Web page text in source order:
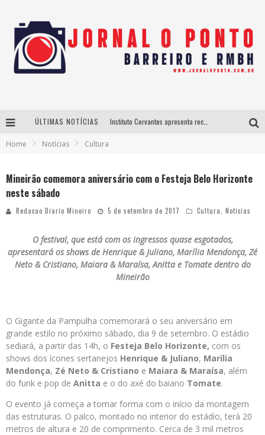
ÚLTIMAS NOTÍCIAS
Home Notícias Cultura
Mineirão comemora aniversário com o Festeja Belo Horizonte
neste sábado
Redacao Diario Mineiro 5 de setembro de 2017 Cultura Notícias
O festival, que está com os ingressos quase esgotados,
apresentará os shows de Henrique & Juliano, Marília Mendonça, Zé
Neto & Cristiano, Maiara & Maraísa, Anitta e Tomate dentro do
Mineirão
O Gigante da Pampulha comemorará o seu aniversário em
grande estilo no próximo sábado, dia 9 de setembro. O estádio
sediará, a partir das 14h, o Festeja Belo Horizonte, com os
shows dos ícones sertanejos Henrique & Juliano, Marília
Mendonça, Zé Neto & Cristiano e Maiara & Maraísa, além
do funk e pop de Anitta e o do axé do baiano Tomate.
O evento já começa a tomar forma com o início da montagem
das estruturas. O palco, montado no interior do estádio, terá 20
metros de altura e 20 de comprimento. Cerca de 3 mil metros